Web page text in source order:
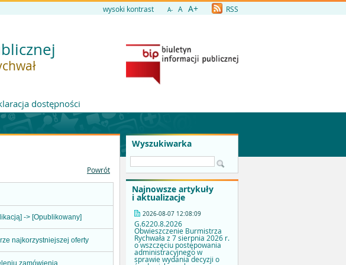
wysoki kontrast A- A A+ RSS
dostępności
Wyszukiwarka
Najnowsze artykuły
i aktualizacje
2026-08-07 12:08:09
G.6220.8.2026
Obwieszczenie Burmistrza
Rychwała z 7 sierpnia 2026 r.
o wszczęciu postępowania
administracyjnego w
sprawie wydania decyzji o
Powrót
-> [Opublikowany]
najkorzystniejszej oferty